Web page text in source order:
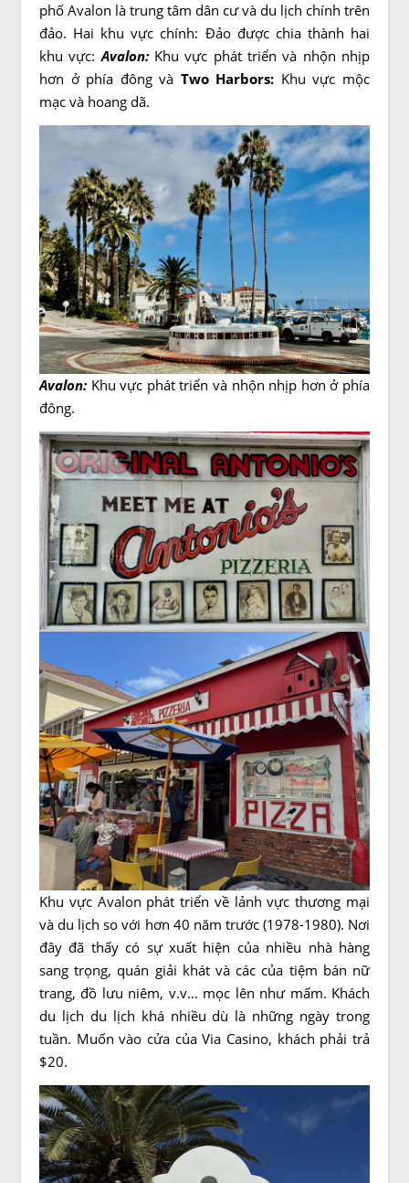
phố Avalon là trung tâm dân cư và du lịch chính trên
đảo. Hai khu vực chính: Đảo được chia thành hai
khu vực:Avalon:Khu vực phát triển và nhộn nhịp
hơn ở phía đông và Two Harbors: Khu vực mộc
mạc và hoang dã.
Avalon: Khu vực phát triển và nhộn nhịp hơn ở phía
đông.
Khu vực Avalon phát triển về lảnh vực thương mại
và du lịch so với hơn 40 năm trước (1978-1980). Nơi
đây đã thấy có sự xuất hiện của nhiều nhà hàng
sang trọng, quán giải khát và các của tiệm bán nữ
trang, đồ lưu niêm, v.v… mọc lên như mấm. Khách
du lịch du lịch khá nhiều dù là những ngày trong
tuần. Muốn vào cửa của Via Casino, khách phải trả
$20.